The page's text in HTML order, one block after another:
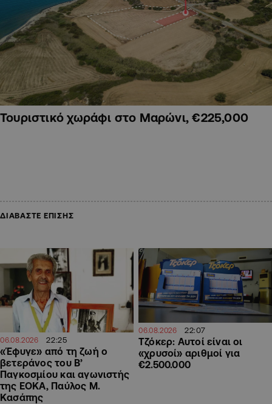
Τουριστικό χωράφι στο Μαρώνι, €225,000
ΔΙΑΒΑΣΤΕ ΕΠΙΣΗΣ
06.08.2026 22:25
«Έφυγε» από τη ζωή ο
βετεράνος του Β’
Παγκοσμίου και αγωνιστής
της ΕΟΚΑ, Παύλος Μ.
Κασάπης
06.08.2026 22:07
Τζόκερ: Αυτοί είναι οι
«χρυσοί» αριθμοί για
€2.500.000